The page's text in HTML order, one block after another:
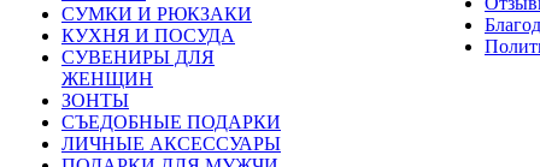
СУМКИ И РЮКЗАКИ
КУХНЯ И ПОСУДА
СУВЕНИРЫ ДЛЯ
ЖЕНЩИН
ЗОНТЫ
СЪЕДОБНЫЕ ПОДАРКИ
ЛИЧНЫЕ АКСЕССУАРЫ